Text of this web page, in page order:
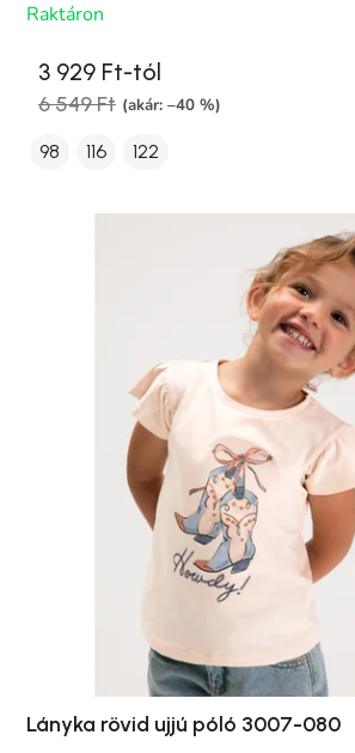
Raktáron
3 929 Ft-tól
6 549 Ft (akár: –40 %)
98 116 122
Lányka rövid ujjú póló 3007-080